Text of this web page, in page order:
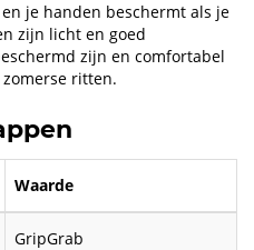
je handen beschermt als je
zijn licht en goed
zijn en comfortabel
ritten.
Waarde
GripGrab